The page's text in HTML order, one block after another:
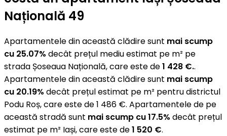
Națională 49
Apartamentele din această clădire sunt mai scump
cu 25.07% decât prețul mediu estimat pe m² pe
strada Șoseaua Națională, care este de1 428 €..
Apartamentele din această clădire sunt mai scump
cu 20.19% decât prețul estimat pe m² pentru districtul
Podu Roș, care este de 1 486 €. Apartamentele de pe
această stradă sunt mai scump cu 17.5% decât prețul
estimat pe m² Iași, care este de1 520 €.